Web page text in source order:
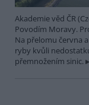
Akademie věd ČR
Povodím Moravy.
Na přelomu června
ryby kvůli
přemnožením sinic.